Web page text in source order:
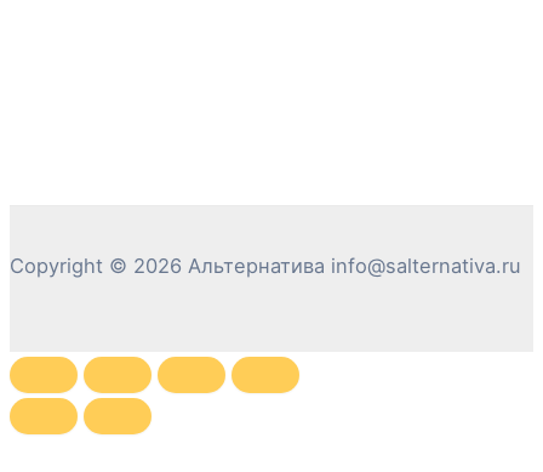
Copyright © 2026 Альтернатива info@salternativa.ru